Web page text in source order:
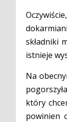
składniki
istnieje
Na
który
powinien